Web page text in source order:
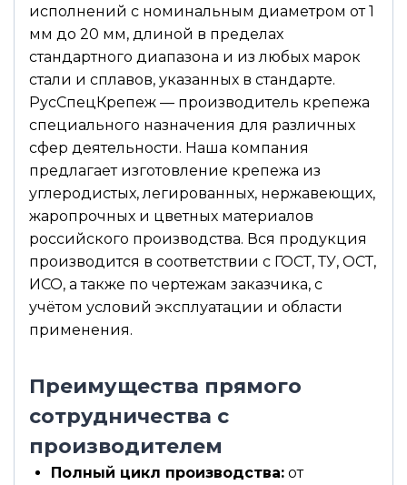
исполнений с номинальным диаметром от 1
мм до 20 мм, длиной в пределах
стандартного диапазона и из любых марок
стали и сплавов, указанных в стандарте.
РусСпецКрепеж — производитель крепежа
специального назначения для различных
сфер деятельности. Наша компания
предлагает изготовление крепежа из
углеродистых, легированных, нержавеющих,
жаропрочных и цветных материалов
российского производства. Вся продукция
производится в соответствии с ГОСТ, ТУ, ОСТ,
ИСО, а также по чертежам заказчика, с
учётом условий эксплуатации и области
применения.
Преимущества прямого
сотрудничества с
производителем
Полный цикл производства: от